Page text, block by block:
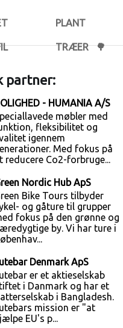
PLANT
TRÆER 🌳
partner:
- HUMANIA A/S
møbler med
fleksibilitet og
igennem
Med fokus på
reducere Co2-forbruge...
Nordic Hub ApS
Bike Tours tilbyder
og gåture til grupper
fokus på den grønne og
by. Vi har ture i
Denmark ApS
er et aktieselskab
i Danmark og har et
i Bangladesh.
mission er "at
EU's p...